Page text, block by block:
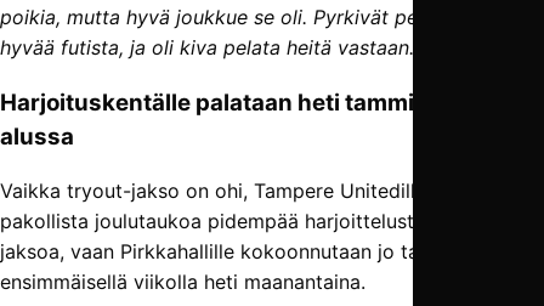
poikia, mutta hyvä joukkue se oli. Pyrkivät pelaamaan
hyvää futista, ja oli kiva pelata heitä vastaan.”
Harjoituskentälle palataan heti tammikuun
alussa
Vaikka tryout-jakso on ohi, Tampere Unitedilla ei ole
pakollista joulutaukoa pidempää harjoittelusta vapaata
jaksoa, vaan Pirkkahallille kokoonnutaan jo tammikuun
ensimmäisellä viikolla heti maanantaina.